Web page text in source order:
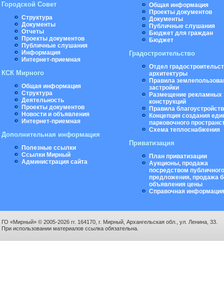
Городской Совет
Структура
Документы
Отчеты
Проекты документов
Публичные слушания
Информация
Интернет-приемная
КСК Мирного
Общая информация
Структура
Деятельность
Проекты документов
Новости и объявления
Интернет-приемная
Дополнительная информация
Полезные ссылки
Ссылки Мирный
Администрация сайта
Общая информация
Проекты документов
Документы
Публичные слушания
Бюджет для граждан
Бюджет
Градостроительство
Отдел
архитектуры
Правила
застройки
Размещение рекламных
конструкций
Правила
Концепция создания
парковочного
Схема теплоснабжения
Приватизация
План приватизации
Аукционы, продажа
посредством публичного
предложения, продажа
объявления цены
Справочная информация
ГО «Мирный» © 2005-2026 гг. 164170, г. Мирный, Архангельская обл., ул. Ленина, 33.
При использовании материалов ссылка обязательна.